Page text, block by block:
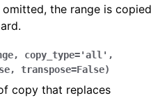
the range is copied
, copy_type='all' ,
, transpose=False)
copy that replaces